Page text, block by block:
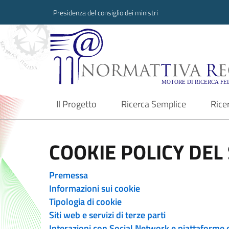
Presidenza del consiglio dei ministri
Normattiva
Il Progetto
current Ricerca Semplice
COOKIE POLICY
Premessa
Informazioni sui cookie
Tipologia di cookie
Siti web e servizi di terze parti